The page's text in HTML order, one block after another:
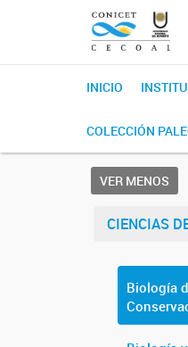
INICIO
COLECCIÓN
VER MENOS
CIENCIAS
Biología